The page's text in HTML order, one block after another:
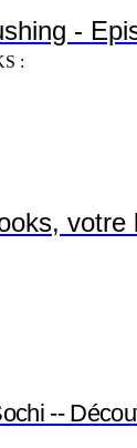
- Episode 1:
:
votre
--